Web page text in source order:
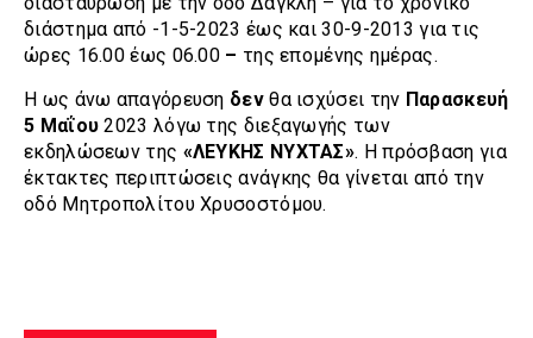
διάστημα από -1-5-2023 έως και 30-9-2013 για τις
ώρες 16.00 έως 06.00 – της επομένης ημέρας.
Η ως άνω απαγόρευση δενθα ισχύσει την Παρασκευή
5 Μαΐου 2023 λόγω της διεξαγωγής των
εκδηλώσεων της «ΛΕΥΚΗΣ ΝΥΧΤΑΣ». Η πρόσβαση για
έκτακτες περιπτώσεις ανάγκης θα γίνεται από την
οδό Μητροπολίτου Χρυσοστόμου.